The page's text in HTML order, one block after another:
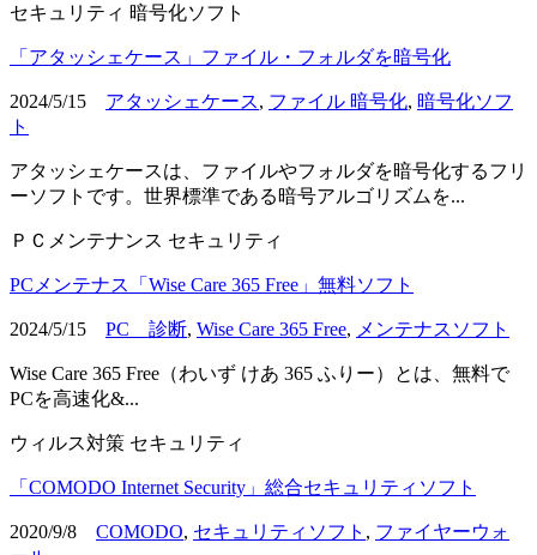
セキュリティ 暗号化ソフト
「アタッシェケース」ファイル・フォルダを暗号化
2024/5/15 アタッシェケース, ファイル 暗号化, 暗号化ソフ
ト
アタッシェケースは、ファイルやフォルダを暗号化するフリ
ーソフトです。世界標準である暗号アルゴリズムを...
ＰＣメンテナンス セキュリティ
PCメンテナス「Wise Care 365 Free」無料ソフト
2024/5/15 PC 診断, Wise Care 365 Free, メンテナスソフト
Wise Care 365 Free（わいず けあ 365 ふりー）とは、無料で
PCを高速化&...
ウィルス対策 セキュリティ
「COMODO Internet Security」総合セキュリティソフト
2020/9/8 COMODO, セキュリティソフト , ファイヤーウォ